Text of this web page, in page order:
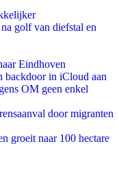
golf van diefstal en
Eindhoven
backdoor in iCloud aan
OM geen enkel
door migranten
groeit naar 100 hectare